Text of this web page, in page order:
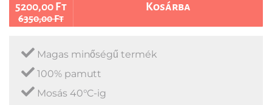
5200,00 Ft
6350,00 Ft
Kosárba
Magas minőségű termék
100% pamutt
Mosás 40°C-ig